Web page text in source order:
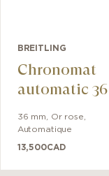
plus
une
c’est
BREITLING
Chronomat
automatic 36
36 mm Or rose
Automatique
13,500CAD